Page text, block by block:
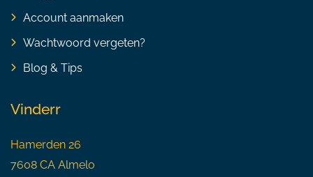
Account aanmaken
Wachtwoord vergeten?
Blog & Tips
Vinderr
Hamerden 26
7608 CA Almelo